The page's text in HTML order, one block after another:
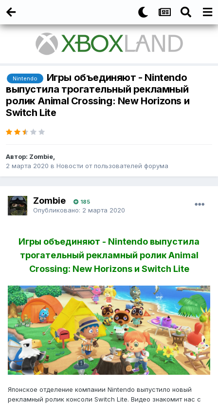
Nintendo
Игры объединяют - Nintendo
выпустила трогательный рекламный
ролик Animal Crossing: New Horizons и
Switch Lite
Автор: Zombie,
2 марта 2020 в Новости от пользователей форума
Zombie 185
Опубликовано: 2 марта 2020
Игры объединяют - Nintendo выпустила
трогательный рекламный ролик Animal
Crossing: New Horizons и Switch Lite
Японское отделение компании Nintendo выпустило новый
рекламный ролик консоли Switch Lite. Видео знакомит нас с